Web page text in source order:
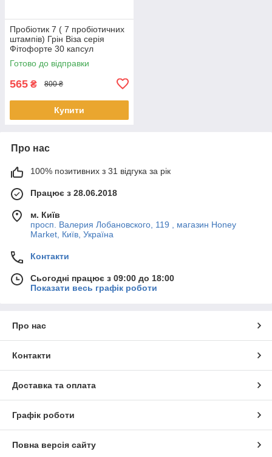
Пробіотик 7 ( 7 пробіотичних
штампів) Грін Віза серія
Фітофорте 30 капсул
Готово до відправки
565 ₴ 800 ₴
Купити
Про нас
100% позитивних з 31 відгука за рік
Працює з 28.06.2018
м. Київ
просп. Валерия Лобановского, 119 , магазин Honey
Market, Київ, Україна
Контакти
Сьогодні працює з 09:00 до 18:00
Показати весь графік роботи
Про нас
Контакти
Доставка та оплата
Графік роботи
Повна версія сайту